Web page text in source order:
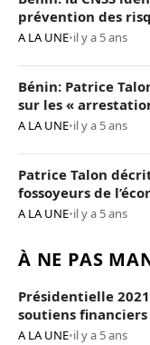
prévention des
A LA UNE•il y a 5 ans
Bénin: Patrice
sur les «
A LA UNE•il y a 5 ans
Patrice Talon
fossoyeurs de
A LA UNE•il y a 5 ans
À NE PAS
Présidentielle
soutiens financiers
A LA UNE•il y a 5 ans